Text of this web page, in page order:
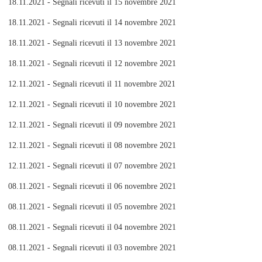
18.11.2021 - Segnali ricevuti il 14 novembre 2021
18.11.2021 - Segnali ricevuti il 13 novembre 2021
18.11.2021 - Segnali ricevuti il 12 novembre 2021
12.11.2021 - Segnali ricevuti il 11 novembre 2021
12.11.2021 - Segnali ricevuti il 10 novembre 2021
12.11.2021 - Segnali ricevuti il 09 novembre 2021
12.11.2021 - Segnali ricevuti il 08 novembre 2021
12.11.2021 - Segnali ricevuti il 07 novembre 2021
08.11.2021 - Segnali ricevuti il 06 novembre 2021
08.11.2021 - Segnali ricevuti il 05 novembre 2021
08.11.2021 - Segnali ricevuti il 04 novembre 2021
08.11.2021 - Segnali ricevuti il 03 novembre 2021